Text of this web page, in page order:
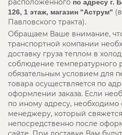
расположенного по адресу г.
126, 1 этаж, магазин "Аструм"
Павловского тракта).
Обращаем Ваше внимание,
транспортной компании
доставку груза теплом в
соблюдение температурного
обязательным условием для
товара осуществляется по
оформлении заказа. Если
по иному адресу,
менеджеру, который
непосредственно после